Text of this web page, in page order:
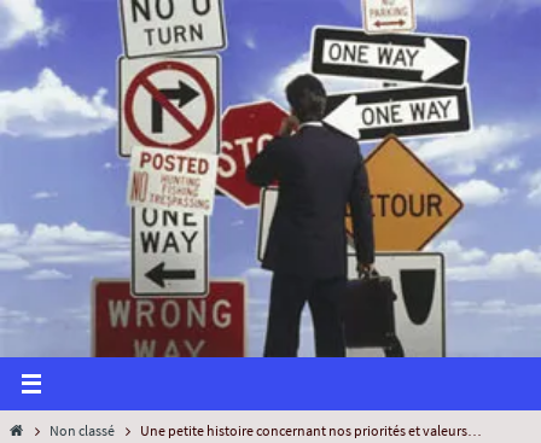
Non classé Une petite histoire concernant nos priorités et valeurs…